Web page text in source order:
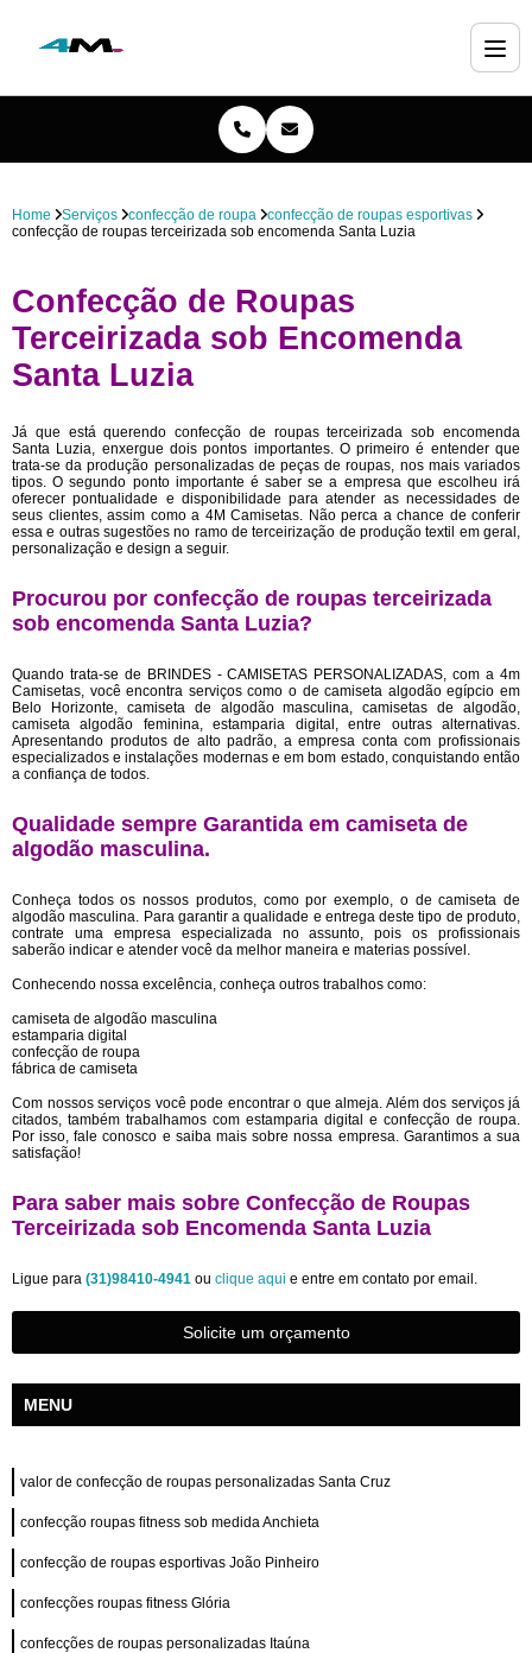
Home Serviços confecção de roupa
confecção de roupas esportivas
confecção de roupas terceirizada sob encomenda Santa Luzia
Confecção de Roupas
Terceirizada sob Encomenda
Santa Luzia
Já que está querendo confecção de roupas terceirizada sob encomenda
Santa Luzia, enxergue dois pontos importantes. O primeiro é entender que
trata-se da produção personalizadas de peças de roupas, nos mais variados
tipos. O segundo ponto importante é saber se a empresa que escolheu irá
oferecer pontualidade e disponibilidade para atender as necessidades de
seus clientes, assim como a 4M Camisetas. Não perca a chance de conferir
essa e outras sugestões no ramo de terceirização de produção textil em geral,
personalização e design a seguir.
Procurou por confecção de roupas terceirizada
sob encomenda Santa Luzia?
Quando trata-se de BRINDES - CAMISETAS PERSONALIZADAS, com a 4m
Camisetas, você encontra serviços como o de camiseta algodão egípcio em
Belo Horizonte, camiseta de algodão masculina, camisetas de algodão,
camiseta algodão feminina, estamparia digital, entre outras alternativas.
Apresentando produtos de alto padrão, a empresa conta com profissionais
especializados e instalações modernas e em bom estado, conquistando então
a confiança de todos.
Qualidade sempre Garantida em camiseta de
algodão masculina.
Conheça todos os nossos produtos, como por exemplo, o de camiseta de
algodão masculina. Para garantir a qualidade e entrega deste tipo de produto,
contrate uma empresa especializada no assunto, pois os profissionais
saberão indicar e atender você da melhor maneira e materias possível.
Conhecendo nossa excelência, conheça outros trabalhos como:
camiseta de algodão masculina
estamparia digital
confecção de roupa
fábrica de camiseta
Com nossos serviços você pode encontrar o que almeja. Além dos serviços já
citados, também trabalhamos com estamparia digital e confecção de roupa.
Por isso, fale conosco e saiba mais sobre nossa empresa. Garantimos a sua
satisfação!
Para saber mais sobre Confecção de Roupas
Terceirizada sob Encomenda Santa Luzia
Ligue para (31)98410-4941 ou clique aqui e entre em contato por email.
Solicite um orçamento
MENU
valor de confecção de roupas personalizadas Santa Cruz
confecção roupas fitness sob medida Anchieta
confecção de roupas esportivas João Pinheiro
confecções roupas fitness Glória
confecções de roupas personalizadas Itaúna